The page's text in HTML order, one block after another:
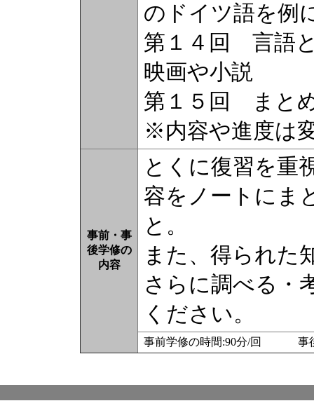
のドイツ語を例
第１４回 言語
映画や小説
第１５回 まと
※内容や進度は
事前・事
後学修の
内容
とくに復習を重
容をノートにま
と。
また、得られた
さらに調べる・
ください。
事前学修の時間:90分/回 事後